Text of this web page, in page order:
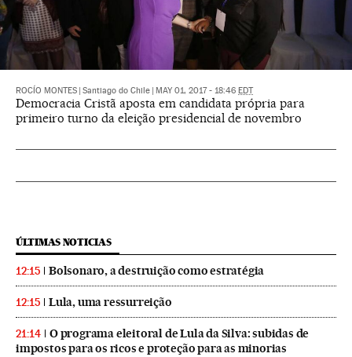
ROCÍO MONTES Santiago do Chile MAY 01, 2017 - 18:46 EDT
Democracia Cristã aposta em candidata própria para
primeiro turno da eleição presidencial de novembro
ÚLTIMAS NOTICIAS
12:15 Bolsonaro, a destruição como estratégia
12:15 Lula, uma ressurreição
21:14
O programa eleitoral de Lula da Silva: subidas de
impostos para os ricos e proteção para as minorias